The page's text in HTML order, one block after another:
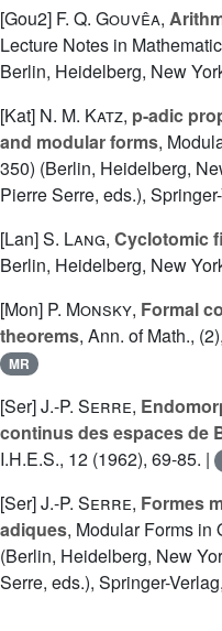
[Gou2] F. Q. Gouvêa,
Lecture Notes in
Berlin, Heidelberg, New
[Kat] N. M. Katz, p-adic
and modular forms,
350) (Berlin, Heidelberg,
Pierre Serre, eds.),
[Lan]S. Lang, Cyclotomic
Berlin, Heidelberg, New
[Mon] P. Monsky, Formal
theorems, Ann. of Math.,
MR
[Ser]J.-P. Serre,
continus des espaces de
I.H.E.S., 12 (1962), 69-85. |
[Ser]J.-P. Serre, Formes
adiques, Modular Forms in
(Berlin, Heidelberg, New
Serre, eds.), Springer-